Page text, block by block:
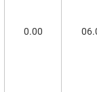
0.00